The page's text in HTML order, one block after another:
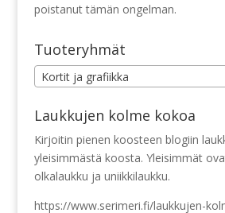
poistanut tämän ongelman.
Tuoteryhmät
Kortit ja grafiikka
Laukkujen kolme kokoa
Kirjoitin pienen koosteen blogiin
yleisimmästä koosta. Yleisimmät
olkalaukku ja uniikkilaukku.
https://www.serimeri.fi/laukkujen-